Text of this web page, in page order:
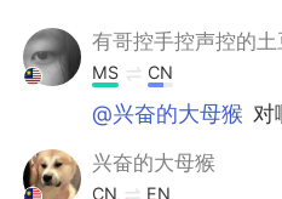
有哥控手控声控的土
MS CN
@兴奋的大母猴 对
兴奋的大母猴
CN EN